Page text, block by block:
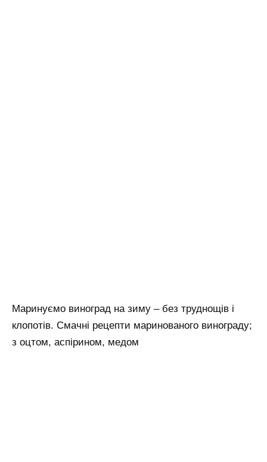
Маринуємо виноград на зиму – без труднощів і
клопотів. Смачні рецепти маринованого винограду;
з оцтом, аспірином, медом